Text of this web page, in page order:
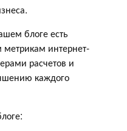
блоге есть
интернет-
расчетов и
каждого